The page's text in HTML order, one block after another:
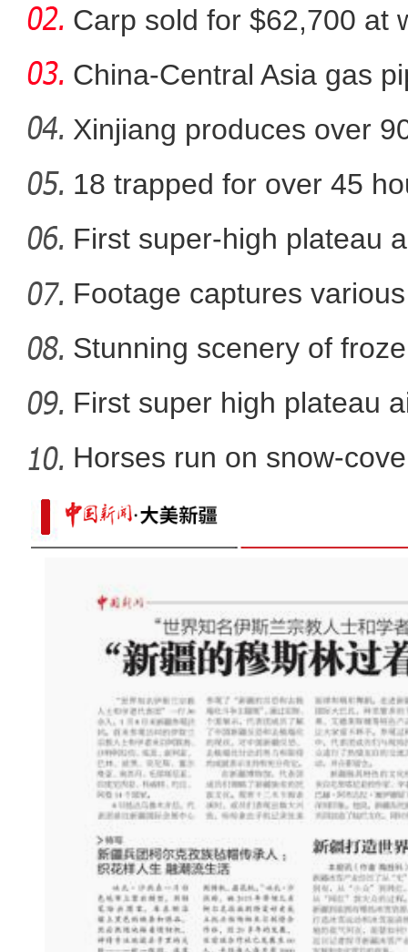
新疆和田：花馍飘香年味
新疆特克斯：雪后的村
clea
Carp sold for $62,700 at
China-Central Asia gas
Xinjiang produces over
cotton
18 trapped for over 45
gold
First super-high plateau
Footage captures
in
Stunning scenery of
First super high plateau
Horses run on snow-